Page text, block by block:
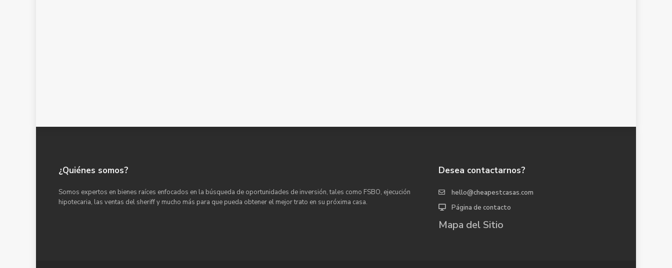
¿Quiénes somos?
Somos expertos en bienes raíces enfocados en la búsqueda de oportunidades de inversión, tales como FSBO, ejecución
hipotecaria, las ventas del sheriff y mucho más para que pueda obtener el mejor trato en su próxima casa.
Desea contactarnos?
hello@cheapestcasas.com
Página de contacto
Mapa del Sitio